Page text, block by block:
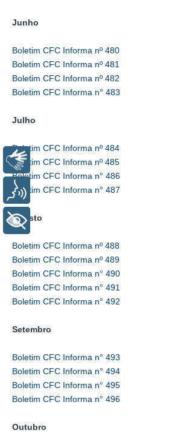
Junho
Boletim CFC Informa nº 480
Boletim CFC Informa nº 481
Boletim CFC Informa nº 482
Boletim CFC Informa n° 483
Julho
Boletim CFC Informa nº 484
Boletim CFC Informa nº 485
Boletim CFC Informa n° 486
Boletim CFC Informa n° 487
Agosto
Boletim CFC Informa nº 488
Boletim CFC Informa nº 489
Boletim CFC Informa n° 490
Boletim CFC Informa n° 491
Boletim CFC Informa n° 492
Setembro
Boletim CFC Informa n° 493
Boletim CFC Informa n° 494
Boletim CFC Informa n° 495
Boletim CFC Informa n° 496
Outubro
Libras
Voz
+ Acessibilidade